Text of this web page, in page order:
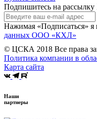
Подпишитесь на
Нажимая «Подписаться»
данных ООО «КХЛ»
© ЦСКА 2018 Все права
Политика компании в
Карта сайта
Наши
партнеры